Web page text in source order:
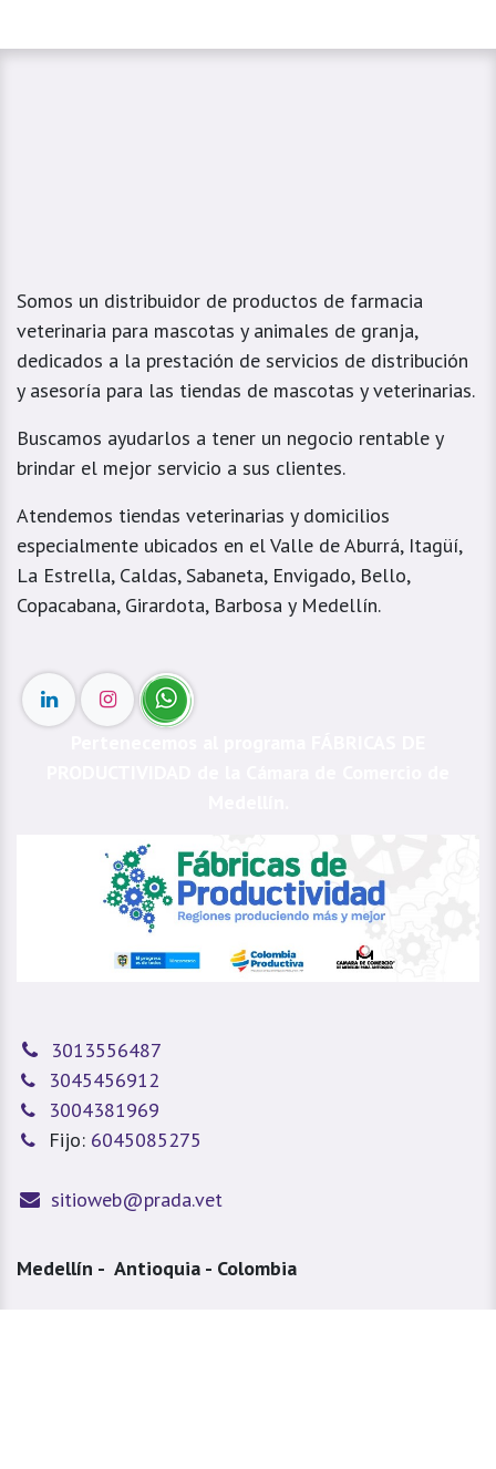
Somos un distribuidor de productos de farmacia
veterinaria para mascotas y animales de granja,
dedicados a la prestación de servicios de distribución
y asesoría para las tiendas de mascotas y veterinarias.
Buscamos ayudarlos a tener un negocio rentable y
brindar el mejor servicio a sus clientes.
Atendemos tiendas veterinarias y domicilios
especialmente ubicados en el Valle de Aburrá, Itagüí,
La Estrella, Caldas, Sabaneta, Envigado, Bello,
Copacabana, Girardota, Barbosa y Medellín.
3013556487
3045456912
3004381969
Fijo: 6045085275
sitioweb@prada.vet
Medellín - Antioquia - Colombia